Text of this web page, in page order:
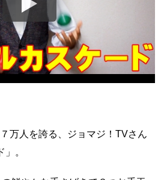
万人を誇る、ジョマジ！TVさん
。